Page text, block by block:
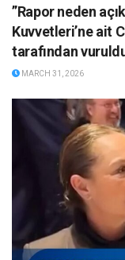
”Rapor neden
Kuvvetleri’ne ait
tarafından
MARCH 31, 2026